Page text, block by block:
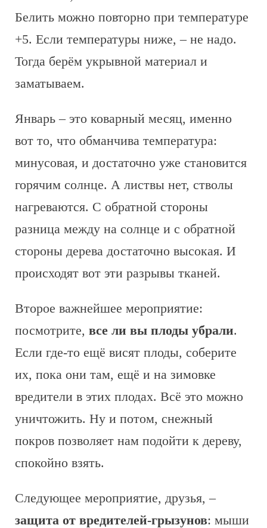
Белить можно повторно при температуре
+5. Если температуры ниже, – не надо.
Тогда берём укрывной материал и
заматываем.
Январь – это коварный месяц, именно
вот то, что обманчива температура:
минусовая, и достаточно уже становится
горячим солнце. А листвы нет, стволы
нагреваются. С обратной стороны
разница между на солнце и с обратной
стороны дерева достаточно высокая. И
происходят вот эти разрывы тканей.
Второе важнейшее мероприятие:
посмотрите, все ли вы плоды убрали.
Если где-то ещё висят плоды, соберите
их, пока они там, ещё и на зимовке
вредители в этих плодах. Всё это можно
уничтожить. Ну и потом, снежный
покров позволяет нам подойти к дереву,
спокойно взять.
Следующее мероприятие, друзья, –
защита от вредителей-грызунов: мыши